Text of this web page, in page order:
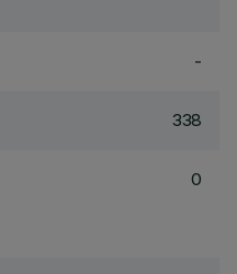
-
338
0